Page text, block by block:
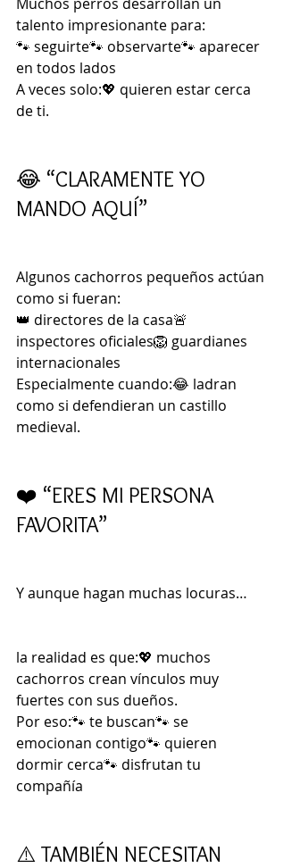
talento impresionante para:
🐾 seguirte🐾 observarte🐾 aparecer
en todos lados
A veces solo:💖 quieren estar cerca
de ti.
😂 “CLARAMENTE YO
MANDO AQUÍ”
Algunos cachorros pequeños actúan
como si fueran:
👑 directores de la casa🚨
inspectores oficiales🦁 guardianes
internacionales
Especialmente cuando:😂 ladran
como si defendieran un castillo
medieval.
❤️ “ERES MI PERSONA
FAVORITA”
Y aunque hagan muchas locuras…
la realidad es que:💖 muchos
cachorros crean vínculos muy
fuertes con sus dueños.
Por eso:🐾 te buscan🐾 se
emocionan contigo🐾 quieren
dormir cerca🐾 disfrutan tu
compañía
⚠️ TAMBIÉN NECESITAN